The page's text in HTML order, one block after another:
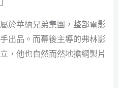
於華納兄弟集團，整部電影
出品。而幕後主導的弗林影
，他也自然而然地擔綱製片